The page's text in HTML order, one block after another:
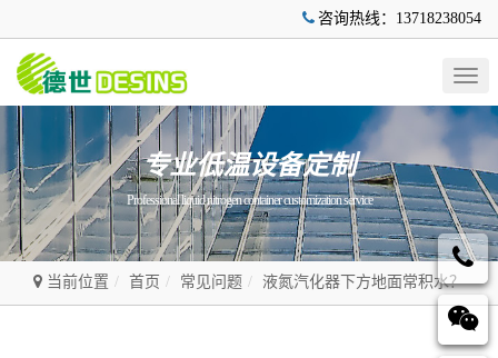
咨询热线：13718238054
专业低温设备定制
Professional liquid nitrogen container customization service
当前位置 首页 常见问题 液氮汽化器下方地面常积水？